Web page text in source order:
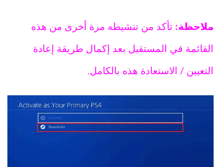
ملاحظة: تأكد من تنشيطه مرة أخرى من هذه
القائمة في المستقبل بعد إكمال طريقة إعادة
التعيين / الاستعادة هذه بالكامل.